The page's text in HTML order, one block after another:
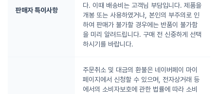
판매자 특이사항
다. 이때 배송비는 고객님 부담입니다. 제품을
개봉 또는 사용하였거나, 본인의 부주의로 인
하여 판매가 불가할 경우에는 반품이 불가함
을 미리 알려드립니다. 구매 전 신중하게 선택
하시기를 바랍니다.
주문취소 및 대금의 환불은 네이버페이 마이
페이지에서 신청할 수 있으며, 전자상거래 등
에서의 소비자보호에 관한 법률에 따라 소비